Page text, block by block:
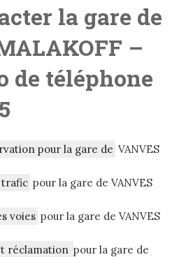
la gare de
–
de téléphone
pour la gare de VANVES
pour la gare de VANVES
voies pour la gare de VANVES
réclamation pour la gare de